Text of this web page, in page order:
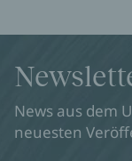
News aus dem
neuesten